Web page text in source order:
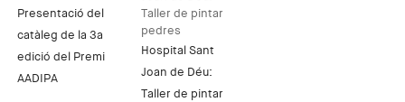
Presentació del
catàleg de la 3a
edició del Premi
AADIPA
Hospital Sant
Joan de Déu:
Taller de pintar